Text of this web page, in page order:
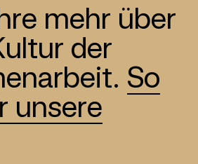
mehr über
der
So
unsere